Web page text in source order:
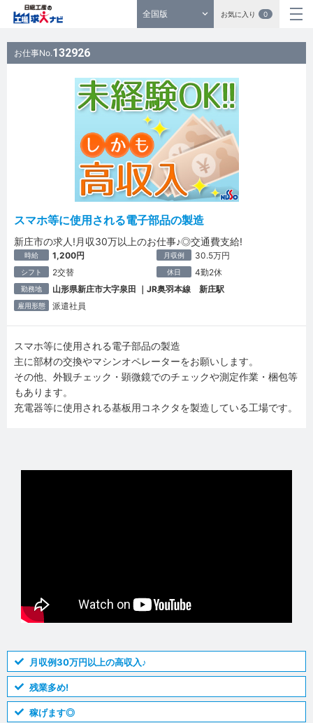
全国版 お気に入り 0
お仕事No.132926
スマホ等に使用される電子部品の製造
新庄市の求人!月収30万以上のお仕事♪◎交通費支給!
時給 1,200円 月収例 30.5万円
シフト 2交替 休日 4勤2休
勤務地 山形県新庄市大字泉田 ｜JR奥羽本線 新庄駅
雇用形態 派遣社員
スマホ等に使用される電子部品の製造
主に部材の交換やマシンオペレーターをお願いします。
その他、外観チェック・顕微鏡でのチェックや測定作業・梱包等
もあります。
充電器等に使用される基板用コネクタを製造している工場です。
月収例30万円以上の高収入♪
残業多め!
稼げます◎